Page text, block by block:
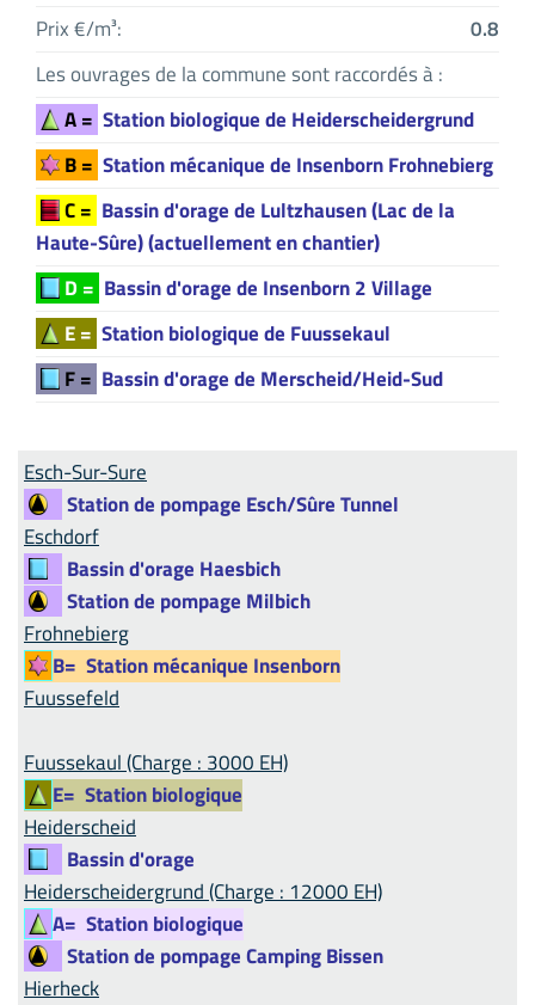
Prix €/m³:
0.8
Les ouvrages de la commune sont raccordés à :
A = Station biologique de Heiderscheidergrund
B = Station mécanique de Insenborn Frohnebierg
C = Bassin d'orage de Lultzhausen (Lac de la
Haute-Sûre) (actuellement en chantier)
D = Bassin d'orage de Insenborn 2 Village
E = Station biologique de Fuussekaul
F = Bassin d'orage de Merscheid/Heid-Sud
Esch-Sur-Sure
Station de pompage Esch/Sûre Tunnel
Eschdorf
Bassin d'orage Haesbich
Station de pompage Milbich
Frohnebierg
B= Station mécanique Insenborn
Fuussefeld
Fuussekaul (Charge : 3000 EH)
E= Station biologique
Heiderscheid
Bassin d'orage
Heiderscheidergrund (Charge : 12000 EH)
A= Station biologique
Station de pompage Camping Bissen
Hierheck